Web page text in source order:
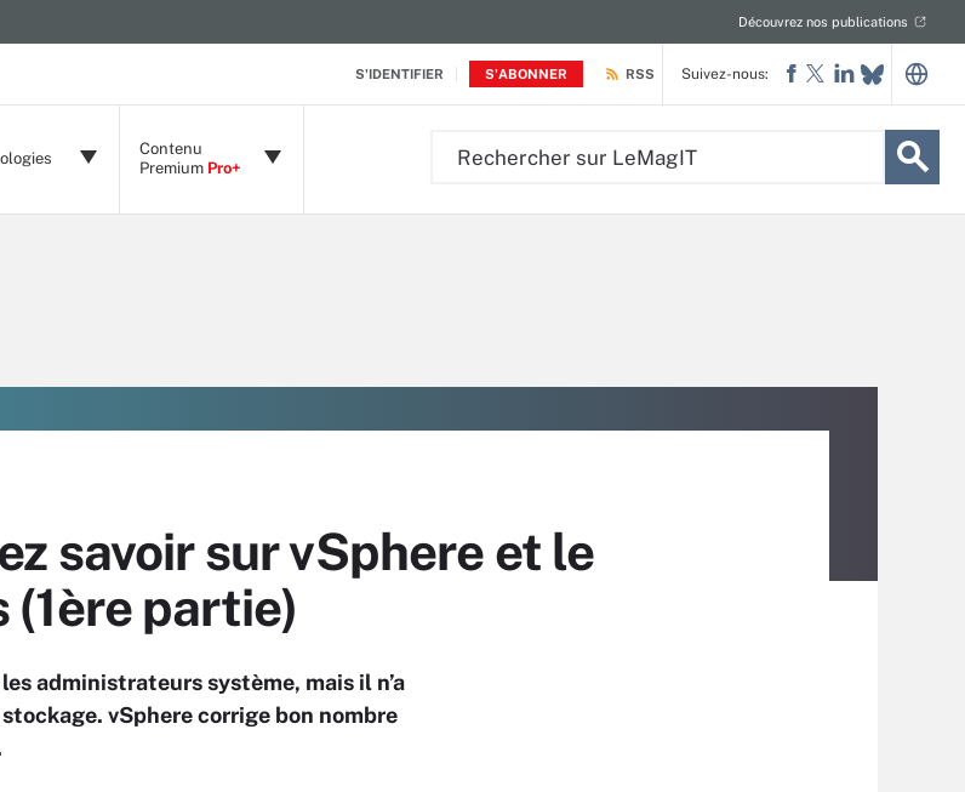
S'IDENTIFIER S'ABONNER
Découvrez nos publications
RSS
Contenu
Premium Pro+
Suivez-nous:
savoir sur vSphere et le
(1ère partie)
administrateurs système, mais il n’a
vSphere corrige bon nombre